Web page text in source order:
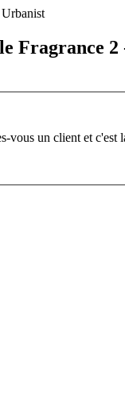
Fragrance
vous un client et c'est